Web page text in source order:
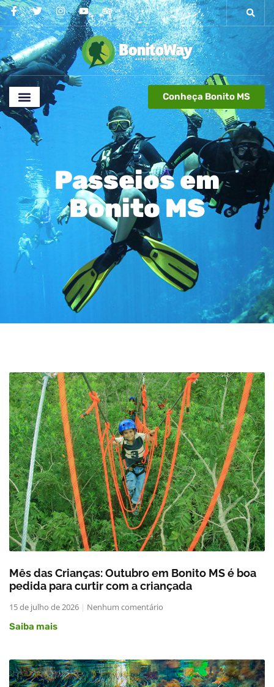
Conheça Bonito MS
Passeios em
Bonito MS
Mês das Crianças: Outubro em Bonito MS é boa
pedida para curtir com a criançada
15 de julho de 2026
Nenhum comentário
Saiba mais